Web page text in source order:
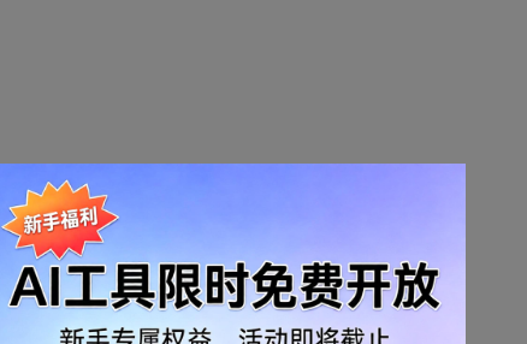
路径放入FileUpload。
都不适用于这里。